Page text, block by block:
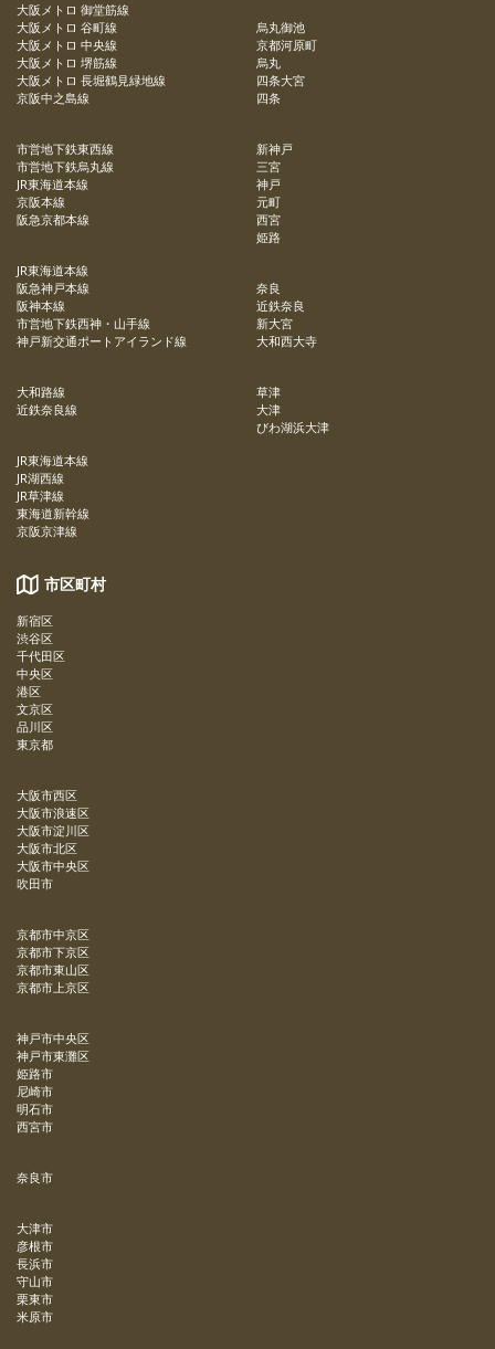
大阪メトロ 御堂筋線
大阪メトロ 谷町線
大阪メトロ 中央線
大阪メトロ 堺筋線
大阪メトロ 長堀鶴見緑地線
京阪中之島線
市営地下鉄東西線
市営地下鉄烏丸線
JR東海道本線
京阪本線
阪急京都本線
JR東海道本線
阪急神戸本線
阪神本線
市営地下鉄西神・山手線
神戸新交通ポートアイランド線
大和路線
近鉄奈良線
JR東海道本線
JR湖西線
JR草津線
東海道新幹線
京阪京津線
烏丸御池
京都河原町
烏丸
四条大宮
四条
新神戸
三宮
神戸
元町
西宮
姫路
奈良
近鉄奈良
新大宮
大和西大寺
草津
大津
びわ湖浜大津
市区町村
新宿区
渋谷区
千代田区
中央区
港区
文京区
品川区
東京都
大阪市西区
大阪市浪速区
大阪市淀川区
大阪市北区
大阪市中央区
吹田市
京都市中京区
京都市下京区
京都市東山区
京都市上京区
神戸市中央区
神戸市東灘区
姫路市
尼崎市
明石市
西宮市
奈良市
大津市
彦根市
長浜市
守山市
栗東市
米原市